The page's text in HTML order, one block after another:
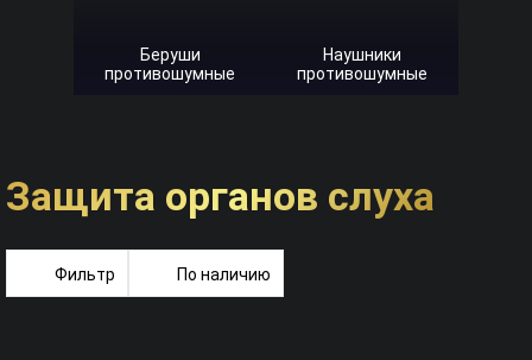
Беруши
противошумные
Наушники
противошумные
Защита органов слуха
Фильтр По наличию